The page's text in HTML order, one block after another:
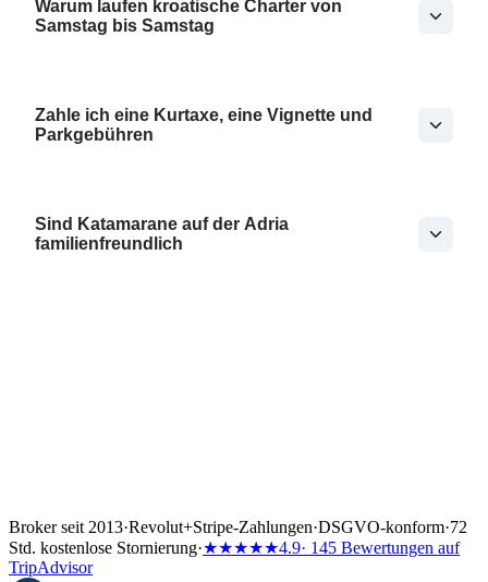
Warum laufen kroatische Charter von
Samstag bis Samstag
Zahle ich eine Kurtaxe, eine Vignette und
Parkgebühren
Sind Katamarane auf der Adria
familienfreundlich
Broker seit 2013·Revolut+Stripe-Zahlungen·DSGVO-konform·72
Std. kostenlose Stornierung·★★★★★4.9· 145 Bewertungen auf
TripAdvisor